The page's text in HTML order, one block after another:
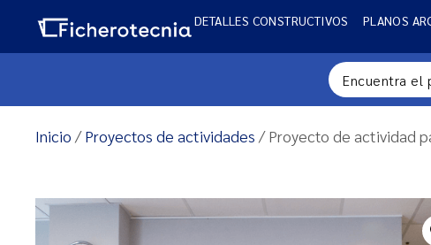
DETALLES CONSTRUCTIVOS PLANOS
Inicio /Proyectos de actividades / Proyecto de actividad